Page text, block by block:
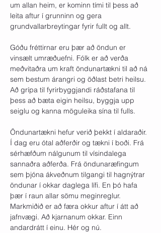
um allan heim, er kominn tími til þess að
leita aftur í grunninn og gera
grundvallarbreytingar fyrir fullt og allt.
Góðu fréttirnar eru þær að öndun er
vinsælt umræðuefni. Fólk er að verða
meðvitaðra um kraft öndunartækni til að ná
sem bestum árangri og öðlast betri heilsu.
Að grípa til fyrirbyggjandi ráðstafana til
þess að bæta eigin heilsu, byggja upp
seiglu og kanna möguleika sína til fulls.
Öndunartækni hefur verið þekkt í aldaraðir.
Í dag eru ótal aðferðir og tækni í boði. Frá
sérhæfðum nálgunum til vísindalega
sannaðra aðferða. Frá öndunaræfingum
sem þjóna ákveðnum tilgangi til hagnýtrar
öndunar í okkar daglega lífi. En þó hafa
þær í raun allar sömu meginreglur.
Markmiðið er að færa okkur aftur í átt að
jafnvægi. Að kjarnanum okkar. Einn
andardrátt í einu. Hér og nú.